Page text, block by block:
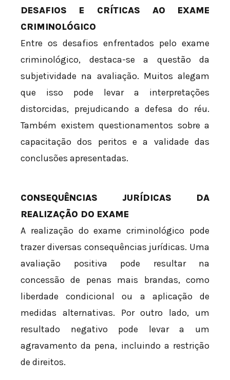
DESAFIOS E CRÍTICAS AO EXAME
CRIMINOLÓGICO
Entre os desafios enfrentados pelo exame
criminológico, destaca-se a questão da
subjetividade na avaliação. Muitos alegam
que isso pode levar a interpretações
distorcidas, prejudicando a defesa do réu.
Também existem questionamentos sobre a
capacitação dos peritos e a validade das
conclusões apresentadas.
CONSEQUÊNCIAS JURÍDICAS DA
REALIZAÇÃO DO EXAME
A realização do exame criminológico pode
trazer diversas consequências jurídicas. Uma
avaliação positiva pode resultar na
concessão de penas mais brandas, como
liberdade condicional ou a aplicação de
medidas alternativas. Por outro lado, um
resultado negativo pode levar a um
agravamento da pena, incluindo a restrição
de direitos.